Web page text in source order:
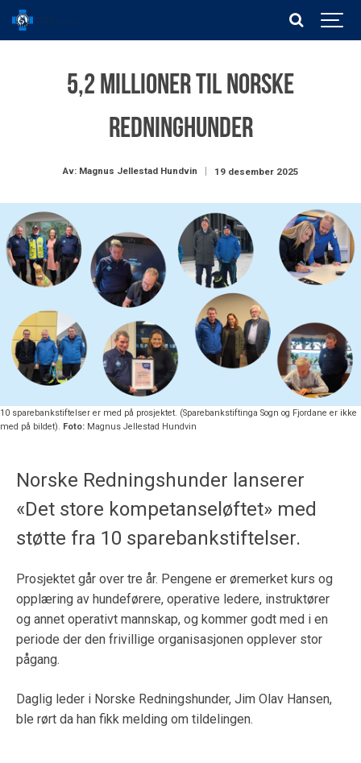
5,2 millioner til Norske
Redninghunder
Av: Magnus Jellestad Hundvin 19 desember 2025
10 sparebankstiftelser er med på prosjektet. (Sparebankstiftinga Sogn og Fjordane er ikke
med på bildet). Foto: Magnus Jellestad Hundvin
Norske Redningshunder lanserer
«Det store kompetanseløftet» med
støtte fra 10 sparebankstiftelser.
Prosjektet går over tre år. Pengene er øremerket kurs og
opplæring av hundeførere, operative ledere, instruktører
og annet operativt mannskap, og kommer godt med i en
periode der den frivillige organisasjonen opplever stor
pågang.
Daglig leder i Norske Redningshunder, Jim Olav Hansen,
ble rørt da han fikk melding om tildelingen.